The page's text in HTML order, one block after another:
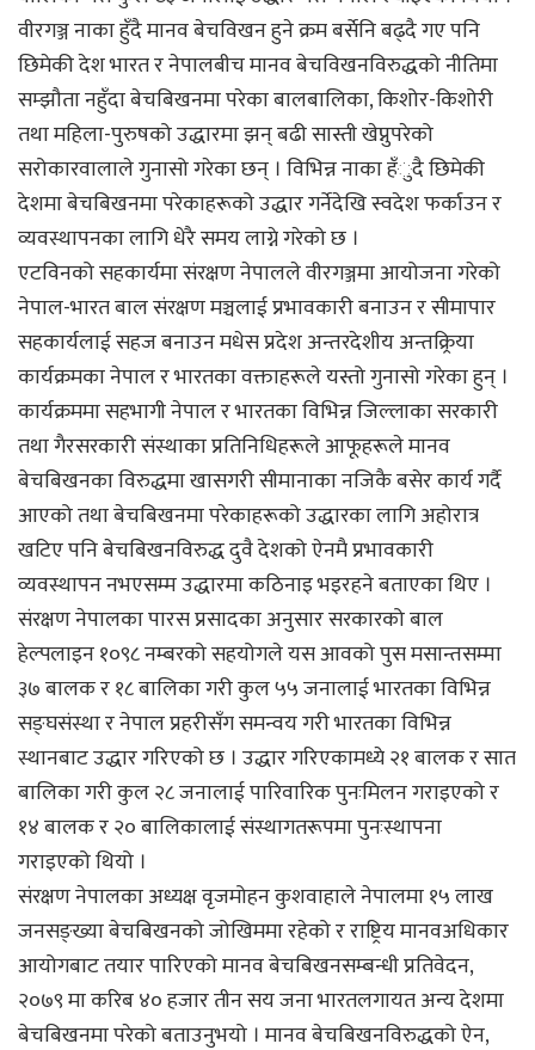
वीरगञ्ज नाका हुँदै मानव बेचविखन हुने क्रम बर्सेनि बढ्दै गए पनि
छिमेकी देश भारत र नेपालबीच मानव बेचविखनविरुद्धको नीतिमा
सम्झौता नहुँदा बेचबिखनमा परेका बालबालिका, किशोर-किशोरी
तथा महिला-पुरुषको उद्धारमा झन् बढी सास्ती खेप्नुपरेको
सरोकारवालाले गुनासो गरेका छन् । विभिन्न नाका हँुदै छिमेकी
देशमा बेचबिखनमा परेकाहरूको उद्धार गर्नेदेखि स्वदेश फर्काउन र
व्यवस्थापनका लागि धेरै समय लाग्ने गरेको छ ।
एटविनको सहकार्यमा संरक्षण नेपालले वीरगञ्जमा आयोजना गरेको
नेपाल-भारत बाल संरक्षण मञ्चलाई प्रभावकारी बनाउन र सीमापार
सहकार्यलाई सहज बनाउन मधेस प्रदेश अन्तरदेशीय अन्तक्र्रिया
कार्यक्रमका नेपाल र भारतका वक्ताहरूले यस्तो गुनासो गरेका हुन् ।
कार्यक्रममा सहभागी नेपाल र भारतका विभिन्न जिल्लाका सरकारी
तथा गैरसरकारी संस्थाका प्रतिनिधिहरूले आफूहरूले मानव
बेचबिखनका विरुद्धमा खासगरी सीमानाका नजिकै बसेर कार्य गर्दै
आएको तथा बेचबिखनमा परेकाहरूको उद्धारका लागि अहोरात्र
खटिए पनि बेचबिखनविरुद्ध दुवै देशको ऐनमै प्रभावकारी
व्यवस्थापन नभएसम्म उद्धारमा कठिनाइ भइरहने बताएका थिए ।
संरक्षण नेपालका पारस प्रसादका अनुसार सरकारको बाल
हेल्पलाइन १०९८ नम्बरको सहयोगले यस आवको पुस मसान्तसम्मा
३७ बालक र १८ बालिका गरी कुल ५५ जनालाई भारतका विभिन्न
सङ्घसंस्था र नेपाल प्रहरीसँग समन्वय गरी भारतका विभिन्न
स्थानबाट उद्धार गरिएको छ । उद्धार गरिएकामध्ये २१ बालक र सात
बालिका गरी कुल २८ जनालाई पारिवारिक पुनःमिलन गराइएको र
१४ बालक र २० बालिकालाई संस्थागतरूपमा पुनःस्थापना
गराइएको थियो ।
संरक्षण नेपालका अध्यक्ष वृजमोहन कुशवाहाले नेपालमा १५ लाख
जनसङ्ख्या बेचबिखनको जोखिममा रहेको र राष्ट्रिय मानवअधिकार
आयोगबाट तयार पारिएको मानव बेचबिखनसम्बन्धी प्रतिवेदन,
२०७९ मा करिब ४० हजार तीन सय जना भारतलगायत अन्य देशमा
बेचबिखनमा परेको बताउनुभयो । मानव बेचबिखनविरुद्धको ऐन,